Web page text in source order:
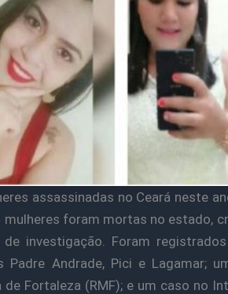
assassinadas no Ceará neste
foram mortas no estado,
investigação. Foram
Padre Andrade, Pici e Lagamar;
Fortaleza (RMF); e um caso no